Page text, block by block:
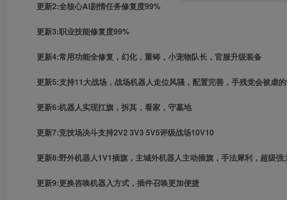
更新2:全核心Al剧情任务修复度99%
更新3:职业技能修复度99%
更新4:常用功能全修复，幻化，重铸，小宠物队长，官服升级装备
更新5:支持11大战场，战场机器人走位风骚，配置完善，手残党会被虐
更新6:机器人实现扛旗，拆其，看家，守墓地
更新7:竞技场决斗支持2V2 3V3 5V5评级战场10V10
更新8:野外机器人1V1插旗，主城外机器人主动插旗，手法犀利，超级强
更新9:更换咨唤机器入方式，插件召唤更加便捷